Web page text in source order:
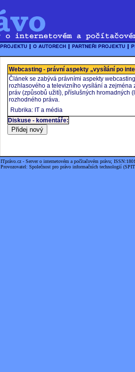
Webcasting - právní aspekty „vysílání po
Článek se zabývá právními aspekty
rozhlasového a televizního vysílání a
práv (způsobů užití), příslušných hromadných
rozhodného práva.
Rubrika: IT a média
Diskuse - komentáře:
ITprávo.cz - Server o internetovém a počítačovém právu;
Provozovatel: Společnost pro právo informačních technologií